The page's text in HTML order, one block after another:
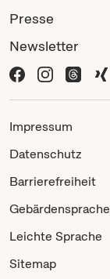
Presse
Newsletter
Impressum
Datenschutz
Barrierefreiheit
Gebärdensprache
Leichte Sprache
Sitemap